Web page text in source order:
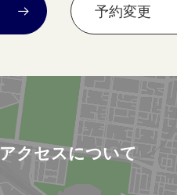
予約変更
アクセスについて